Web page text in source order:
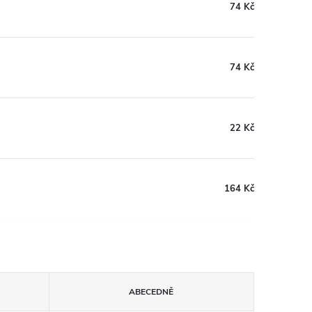
74 Kč
74 Kč
22 Kč
164 Kč
ABECEDNĚ